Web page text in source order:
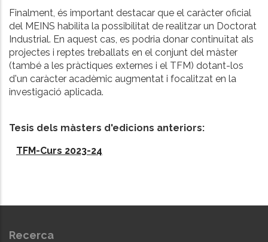
Finalment, és important destacar que el caràcter oficial
del MEINS habilita la possibilitat de realitzar un Doctorat
Industrial. En aquest cas, es podria donar continuïtat als
projectes i reptes treballats en el conjunt del màster
(també a les pràctiques externes i el TFM) dotant-los
d'un caràcter acadèmic augmentat i focalitzat en la
investigació aplicada.
Tesis dels màsters d'edicions anteriors:
TFM-Curs 2023-24
Recerca